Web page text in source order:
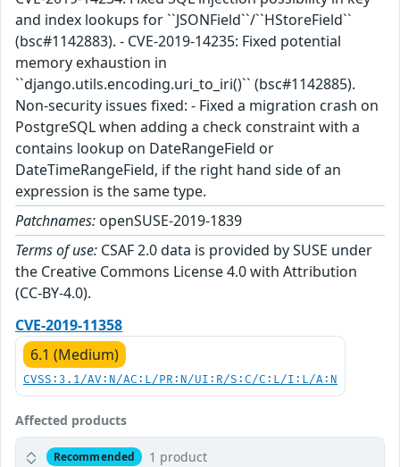
and index lookups for ``JSONField``/``HStoreField``
(bsc#1142883). - CVE-2019-14235: Fixed potential
memory exhaustion in
``django.utils.encoding.uri_to_iri()`` (bsc#1142885).
Non-security issues fixed: - Fixed a migration crash on
PostgreSQL when adding a check constraint with a
contains lookup on DateRangeField or
DateTimeRangeField, if the right hand side of an
expression is the same type.
Patchnames: openSUSE-2019-1839
Terms of use: CSAF 2.0 data is provided by SUSE under
the Creative Commons License 4.0 with Attribution
(CC-BY-4.0).
CVE-2019-11358
6.1 (Medium)
CVSS:3.1/AV:N/AC:L/PR:N/UI:R/S:C/C:L/I:L/A:N
Affected products
Recommended 1 product